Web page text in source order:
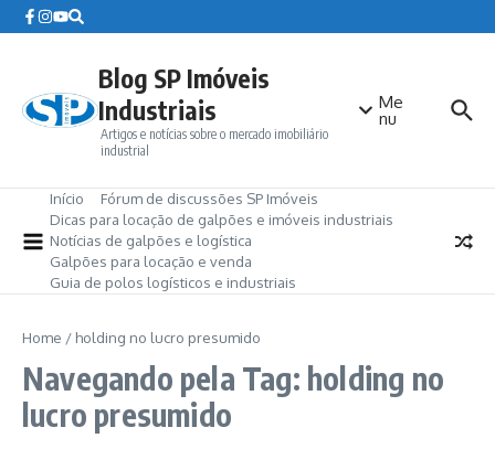
Ir para o conteúdo
Blog SP Imóveis
Industriais
Artigos e notícias sobre o mercado imobiliário
industrial
Me
nu
Início
Fórum de discussões SP Imóveis
Dicas para locação de galpões e imóveis industriais
Notícias de galpões e logística
Galpões para locação e venda
Guia de polos logísticos e industriais
Home / holding no lucro presumido
Navegando pela Tag: holding no
lucro presumido